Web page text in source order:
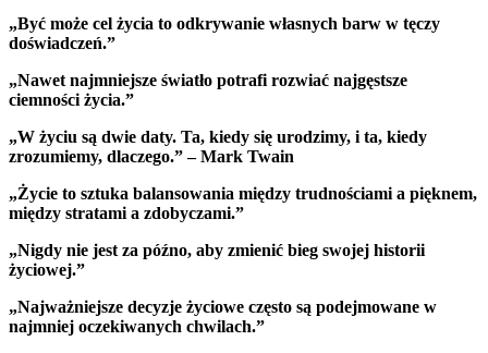
„Być może cel życia to odkrywanie własnych barw w tęczy
doświadczeń.”
„Nawet najmniejsze światło potrafi rozwiać najgęstsze
ciemności życia.”
„W życiu są dwie daty. Ta, kiedy się urodzimy, i ta, kiedy
zrozumiemy, dlaczego.” – Mark Twain
„Życie to sztuka balansowania między trudnościami a pięknem,
między stratami a zdobyczami.”
„Nigdy nie jest za późno, aby zmienić bieg swojej historii
życiowej.”
„Najważniejsze decyzje życiowe często są podejmowane w
najmniej oczekiwanych chwilach.”